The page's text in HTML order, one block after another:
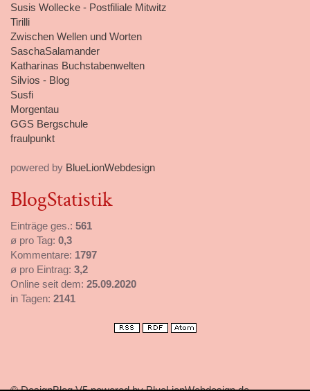
Susis Wollecke - Postfiliale Mitwitz
Tirilli
Zwischen Wellen und Worten
SaschaSalamander
Katharinas Buchstabenwelten
Silvios - Blog
Susfi
Morgentau
GGS Bergschule
fraulpunkt
powered by BlueLionWebdesign
BlogStatistik
Einträge ges.: 561
ø pro Tag: 0,3
Kommentare: 1797
ø pro Eintrag: 3,2
Online seit dem: 25.09.2020
in Tagen: 2141